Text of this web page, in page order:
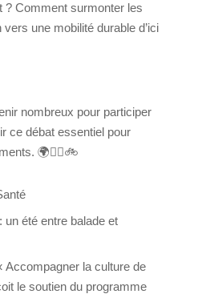
? Comment surmonter les
une mobilité durable d’ici
nombreux pour participer
ce débat essentiel pour
🌍🚶‍♂️🚲
un été entre balade et
Accompagner la culture de
le soutien du programme